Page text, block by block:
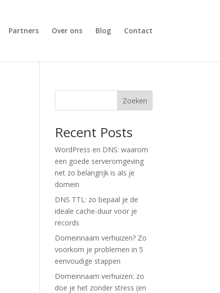
Partners Over ons Blog Contact
Zoeken
Recent Posts
WordPress en DNS: waarom
een goede serveromgeving
net zo belangrijk is als je
domein
DNS TTL: zo bepaal je de
ideale cache-duur voor je
records
Domeinnaam verhuizen? Zo
voorkom je problemen in 5
eenvoudige stappen
Domeinnaam verhuizen: zo
doe je het zonder stress (en